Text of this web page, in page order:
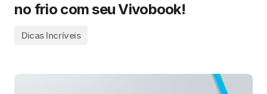
no frio com seu Vivobook!
Dicas Incríveis